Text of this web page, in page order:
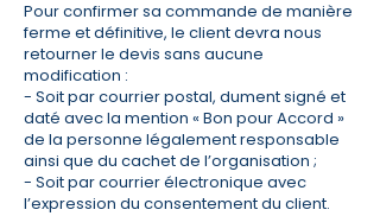
Pour confirmer sa commande de manière
ferme et définitive, le client devra nous
retourner le devis sans aucune
modification :
- Soit par courrier postal, dument signé et
daté avec la mention « Bon pour Accord »
de la personne légalement responsable
ainsi que du cachet de l’organisation ;
- Soit par courrier électronique avec
l’expression du consentement du client.